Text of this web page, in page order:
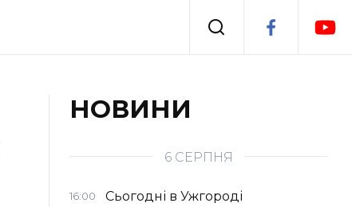
Події
НОВИНИ
6 СЕРПНЯ
16:00
Сьогодні в Ужгороді